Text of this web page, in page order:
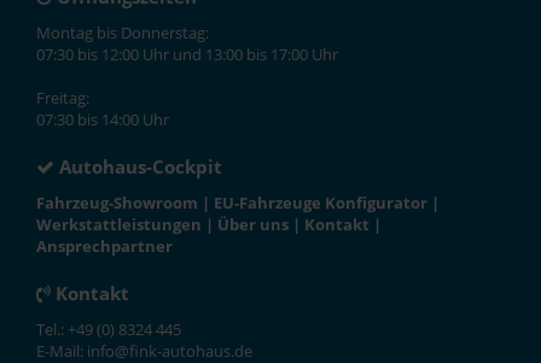
Montag bis Donnerstag:
07:30 bis 12:00 Uhr und 13:00 bis 17:00 Uhr
Freitag:
07:30 bis 14:00 Uhr
Autohaus-Cockpit
Fahrzeug-Showroom | EU-Fahrzeuge Konfigurator |
Werkstattleistungen | Über uns | Kontakt |
Ansprechpartner
Kontakt
Tel.: +49 (0) 8324 445
E-Mail: info@fink-autohaus.de